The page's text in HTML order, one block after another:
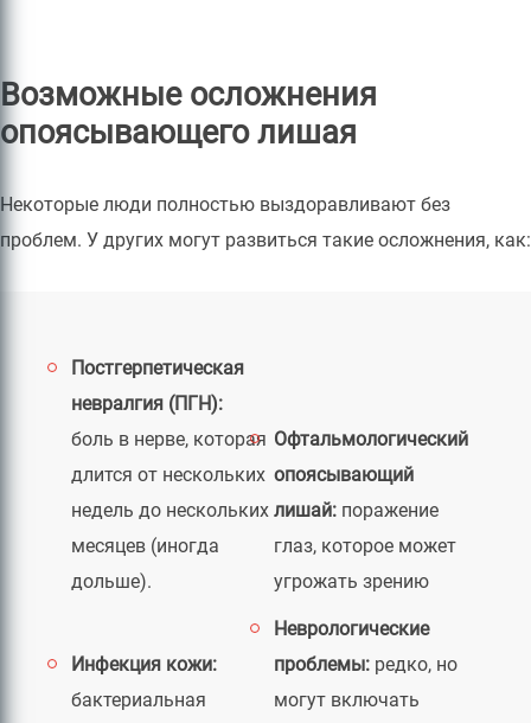
Возможные осложнения
опоясывающего лишая
Некоторые люди полностью выздоравливают без
проблем. У других могут развиться такие осложнения, как:
Постгерпетическая
невралгия (ПГН):
боль в нерве, которая
длится от нескольких
недель до нескольких
месяцев (иногда
дольше).
Офтальмологический
опоясывающий
лишай: поражение
глаз, которое может
угрожать зрению
Инфекция кожи:
бактериальная
Неврологические
проблемы: редко, но
могут включать